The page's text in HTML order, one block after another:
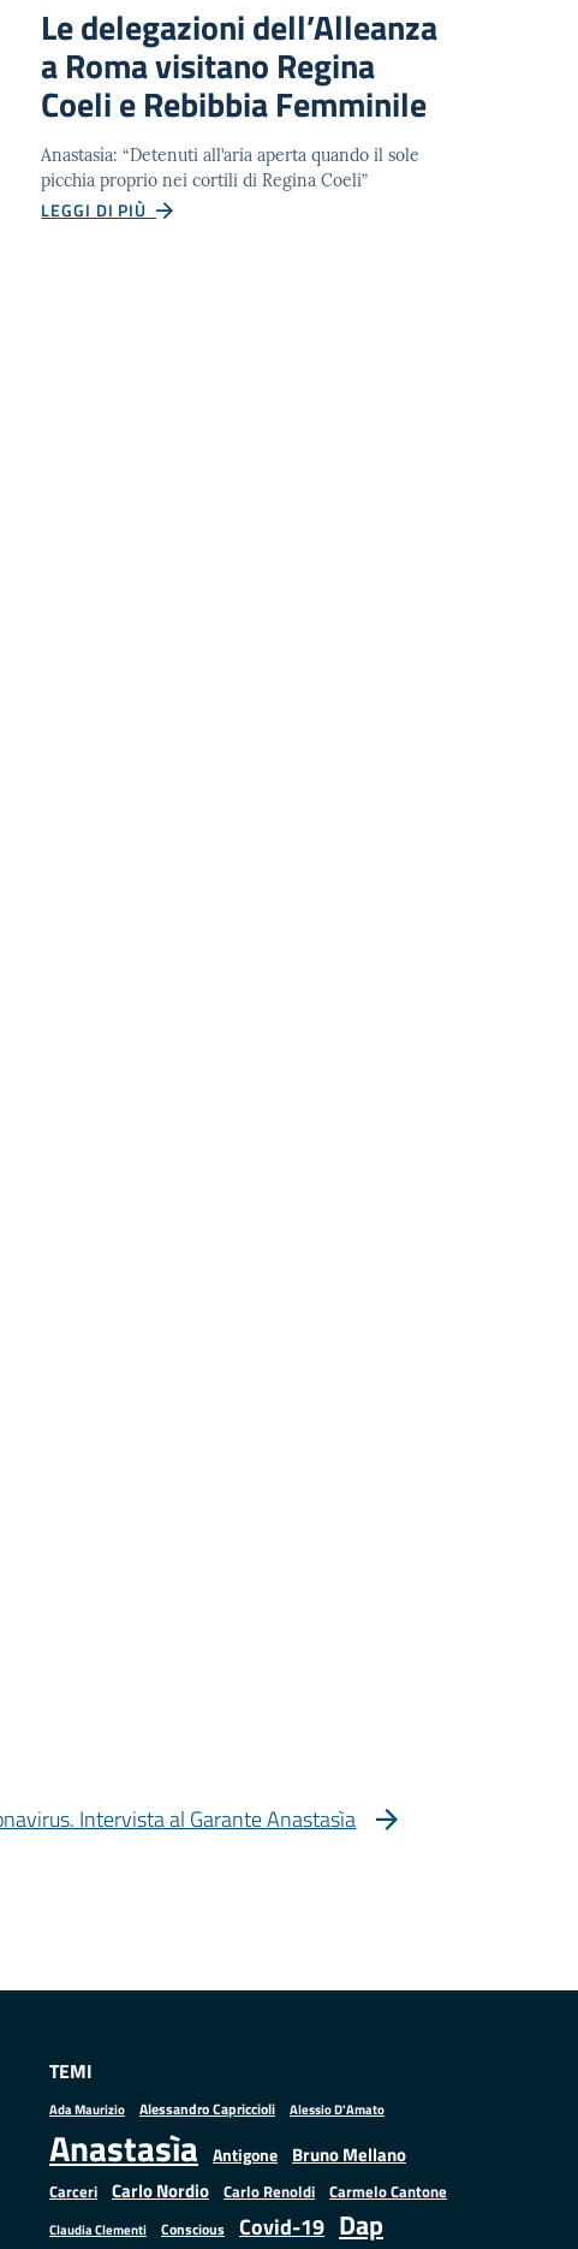
Le delegazioni dell’Alleanza
a Roma visitano Regina
Coeli e Rebibbia Femminile
Anastasìa: “Detenuti all’aria aperta quando il sole
picchia proprio nei cortili di Regina Coeli”
LEGGI DI PIÙ
Intervista al Garante Anastasìa
TEMI
Ada Maurizio Alessandro Capriccioli Alessio D'Amato
Anastasìa Antigone Bruno Mellano
Carceri Carlo Nordio Carlo Renoldi Carmelo Cantone
Claudia Clementi Conscious Covid-19 Dap